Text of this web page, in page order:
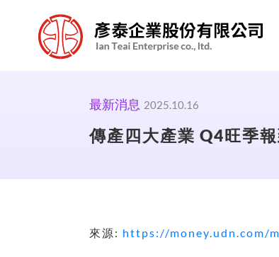
最新消息 2025.10.16
傳產四大產業 Q4旺季
來源: https://money.udn.com/